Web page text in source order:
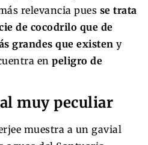
relevancia pues se trata
de cocodrilo que de
grandes que existen y
en peligro de
muy peculiar
muestra a un gavial